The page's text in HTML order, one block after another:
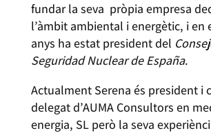
fundar la seva pròpia empresa
l’àmbit ambiental i energètic, i en
anys ha estat president del
Seguridad Nuclear de España.
Actualment Serena és president i
delegat d’AUMA Consultors en
energia, SL però la seva